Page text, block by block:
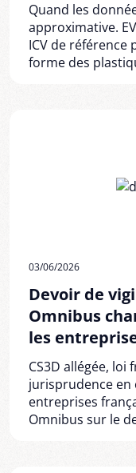
Quand les
approximative.
ICV de référence
forme des
03/06/2026
Devoir de
Omnibus
les
CS3D allégée, loi
jurisprudence en
entreprises
Omnibus sur le